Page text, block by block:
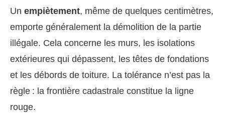
Un empiètement, même de quelques centimètres,
emporte généralement la démolition de la partie
illégale. Cela concerne les murs, les isolations
extérieures qui dépassent, les têtes de fondations
et les débords de toiture. La tolérance n’est pas la
règle : la frontière cadastrale constitue la ligne
rouge.